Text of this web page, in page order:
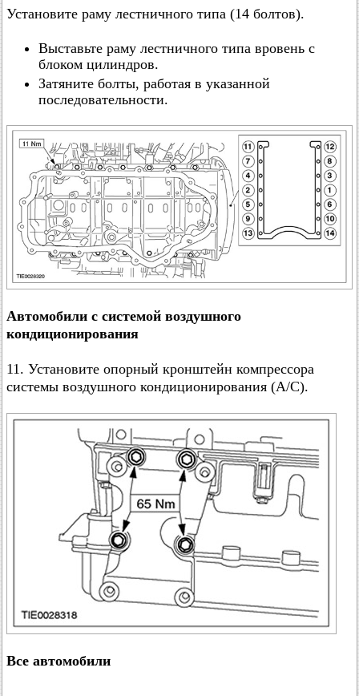
Установите раму лестничного типа (14 болтов).
Выставьте раму лестничного типа вровень с
блоком цилиндров.
Затяните болты, работая в указанной
последовательности.
Автомобили с системой воздушного
кондиционирования
11. Установите опорный кронштейн компрессора
системы воздушного кондиционирования (A/C).
Все автомобили